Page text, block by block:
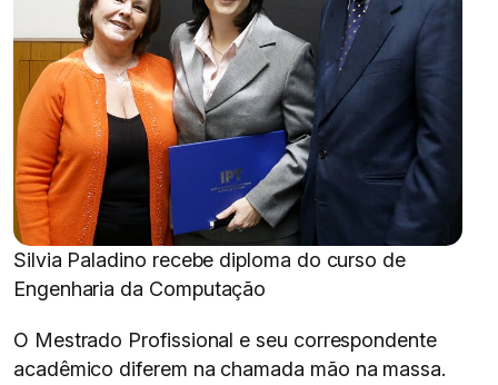
Silvia Paladino recebe diploma do curso de
Engenharia da Computação
O Mestrado Profissional e seu correspondente
acadêmico diferem na chamada mão na massa.